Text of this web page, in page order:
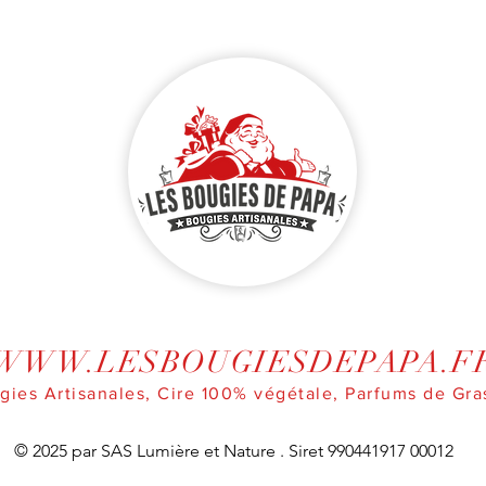
Artisanales, Cire 100% végétale, Parfums de
© 2025 par SAS Lumière et Nature . Siret 990441917 00012